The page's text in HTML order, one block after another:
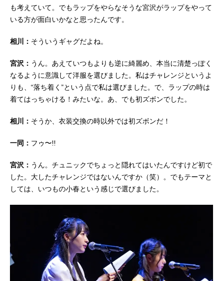
も考えていて。でもラップをやらなそうな宮沢がラップをやって
いる方が面白いかなと思ったんです。
相川： そういうギャグだよね。
宮沢： うん。あえていつもよりも逆に綺麗め、本当に清楚っぽく
なるように意識して洋服を選びました。私はチャレンジというよ
りも、“落ち着く”という点で私は選びました。で、ラップの時は
着てはっちゃける！みたいな。あ、でも初ズボンでした。
相川： そうか、衣装交換の時以外では初ズボンだ！
一同： フゥ〜!!
宮沢： うん。チュニックでちょっと隠れてはいたんですけど初で
した。大したチャレンジではないんですか（笑）。でもテーマと
しては、いつもの小春という感じで選びました。